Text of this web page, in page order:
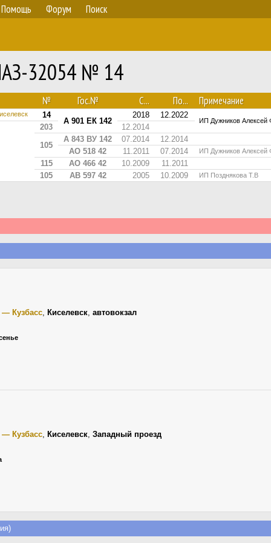
Помощь Форум Поиск
32054 № 14
№ Гос.№ С... По... Примечание
14
А 901 ЕК 142
2018 12.2022
ИП Дужников Алексей
203
12.2014
105
А 843 ВУ 142 07.2014
12.2014
АО 518 42
11.2011 07.2014 ИП Дужников Алексей
115 АО 466 42 10.2009
11.2011
105
АВ 597 42 2005 10.2009 ИП Позднякова Т.В
— Кузбасс, Киселевск, автовокзал
— Кузбасс, Киселевск, Западный проезд